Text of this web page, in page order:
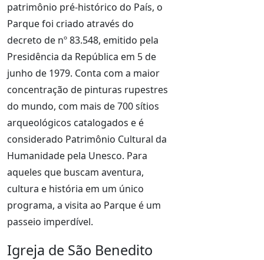
patrimônio pré-histórico do País, o
Parque foi criado através do
decreto de nº 83.548, emitido pela
Presidência da República em 5 de
junho de 1979. Conta com a maior
concentração de pinturas rupestres
do mundo, com mais de 700 sítios
arqueológicos catalogados e é
considerado Patrimônio Cultural da
Humanidade pela Unesco. Para
aqueles que buscam aventura,
cultura e história em um único
programa, a visita ao Parque é um
passeio imperdível.
Igreja de São Benedito